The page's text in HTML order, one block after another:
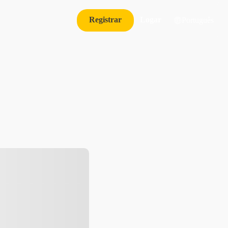
Registrar